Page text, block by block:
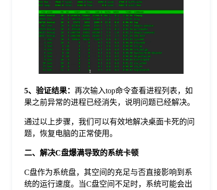
5、验证结果： 再次输入top命令查看进程列表，如
果之前异常的进程已经消失，说明问题已经解决。
通过以上步骤，我们可以有效地解决桌面卡死的问
题，恢复电脑的正常使用。
二、解决C盘爆满导致的系统卡顿
C盘作为系统盘，其空间的充足与否直接影响到系
统的运行速度。当C盘空间不足时，系统可能会出